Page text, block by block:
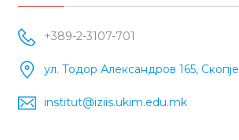
+389-2-3107-701
ул. Тодор Александров 165, Скопје
institut@iziis.ukim.edu.mk